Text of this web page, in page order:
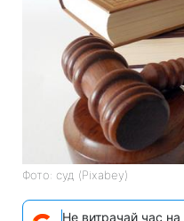
Фото: суд (Pixabey)
Не витрачай час